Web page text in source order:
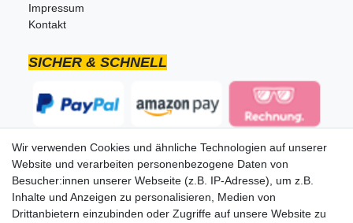
Impressum
Kontakt
SICHER & SCHNELL
Wir verwenden Cookies und ähnliche Technologien auf unserer
Website und verarbeiten personenbezogene Daten von
Besucher:innen unserer Webseite (z.B. IP-Adresse), um z.B.
Inhalte und Anzeigen zu personalisieren, Medien von
Drittanbietern einzubinden oder Zugriffe auf unsere Website zu